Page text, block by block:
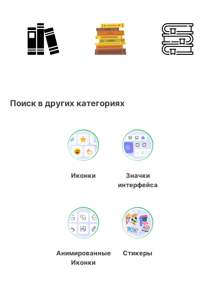
Поиск в других категориях
Иконки
Значки
интерфейса
Анимированные
Иконки
Стикеры